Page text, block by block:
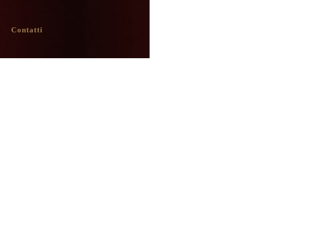
Contatti